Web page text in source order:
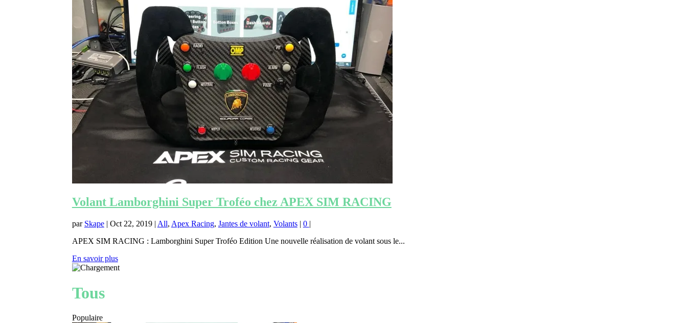
Volant Lamborghini Super Troféo chez APEX SIM RACING
par Skape| Oct 22, 2019| All, Apex Racing, Jantes de volant, Volants| 0 |
APEX SIM RACING : Lamborghini Super Troféo Edition Une nouvelle réalisation de volant sous le...
En savoir plus
Tous
Populaire